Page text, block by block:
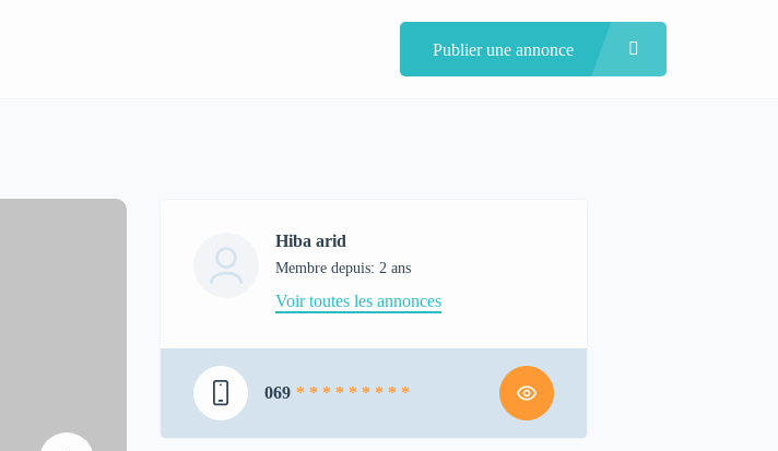
Publier une annonce
Hiba arid
Membre depuis: 2 ans
Voir toutes les annonces
069 * * * * * * * * *